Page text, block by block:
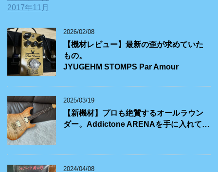
2017年11月
2026/02/08
【機材レビュー】最新の歪が求めていた
もの。
JYUGEHM STOMPS Par Amour
2025/03/19
【新機材】プロも絶賛するオールラウン
ダー。Addictone ARENAを手に入れて…
2024/04/08